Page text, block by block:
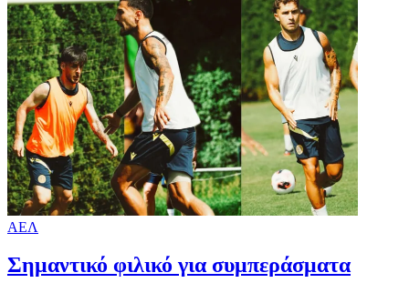
ΑΕΛ
Σημαντικό φιλικό για συμπεράσματα